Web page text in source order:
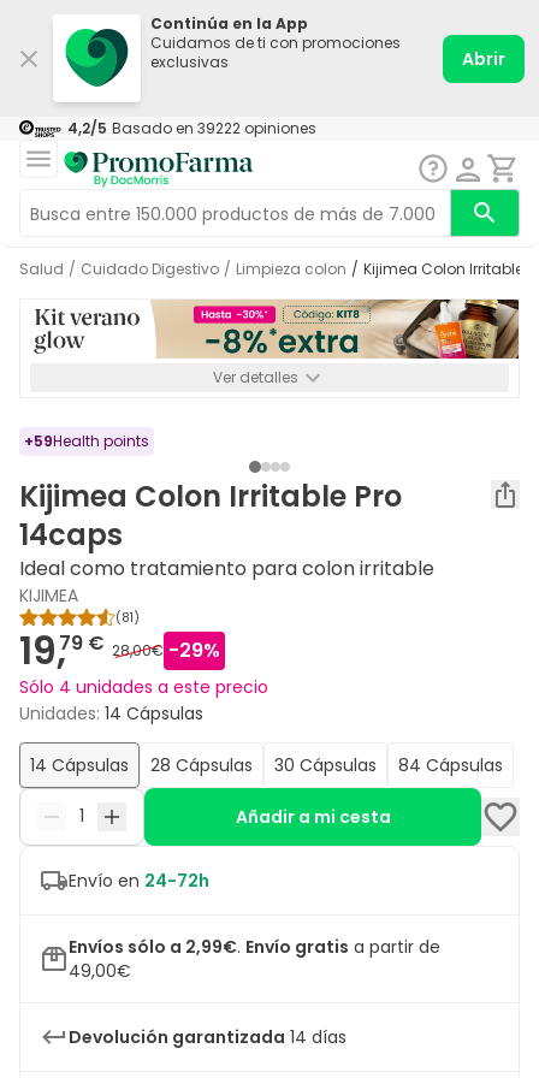
Continúa en la App
Cuidamos de ti con promociones
exclusivas
Abrir
4,2/5 Basado en 39222 opiniones
Salud / Cuidado Digestivo / Limpieza colon / Kijimea Colon Irritable
Ver detalles
+59Health points
Kijimea Colon Irritable Pro
14caps
Ideal como tratamiento para colon irritable
KIJIMEA
(81)
19,79 € 28,00€ -29%
Sólo 4 unidades a este precio
Unidades: 14 Cápsulas
14 Cápsulas 28 Cápsulas 30 Cápsulas 84 Cápsulas
Añadir a mi cesta
Envío en 24-72h
Envíos sólo a 2,99€. Envío gratis a partir de
49,00€
Devolución garantizada 14 días